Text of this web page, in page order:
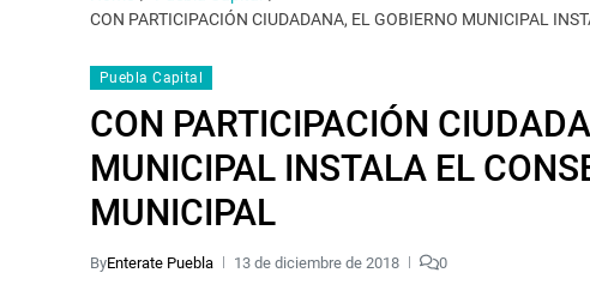
CON PARTICIPACIÓN CIUDADANA, EL GOBIERNO MUNICIPAL
Puebla Capital
CON PARTICIPACIÓN
MUNICIPAL INSTALA EL
MUNICIPAL
ByEnterate Puebla 13 de diciembre de 2018 0